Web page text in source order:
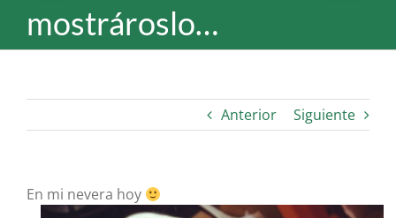
mostrároslo…
Anterior Siguiente
En mi nevera hoy